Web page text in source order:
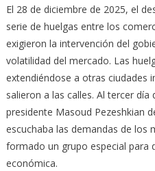
El 28 de diciembre de 2025, el
serie de huelgas entre los
exigieron la intervención del
volatilidad del mercado. Las
extendiéndose a otras ciudades
salieron a las calles. Al tercer
presidente Masoud Pezeshkian
escuchaba las demandas de los
formado un grupo especial para
económica.